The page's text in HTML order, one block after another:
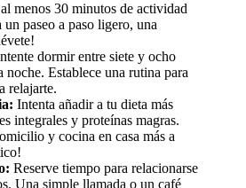
menos 30 minutos de actividad
un paseo a paso ligero, una
dormir entre siete y ocho
noche. Establece una rutina para
relajarte.
Intenta añadir a tu dieta más
integrales y proteínas magras.
y cocina en casa más a
Reserve tiempo para relacionarse
Una simple llamada o un café